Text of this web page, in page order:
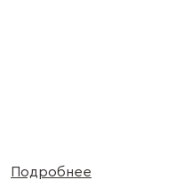
Подробнее